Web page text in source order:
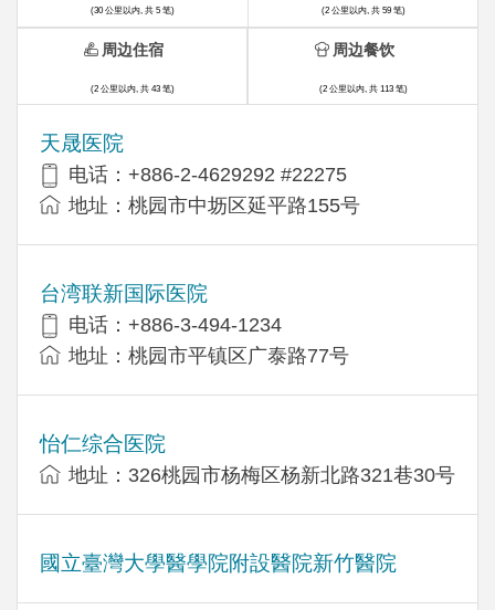
(30 公里以内, 共 5 笔)
天晟医院
电话：+886-2-4629292 #22275
地址：桃园市中坜区延平路155号
台湾联新国际医院
电话：+886-3-494-1234
地址：桃园市平镇区广泰路77号
怡仁综合医院
地址：326桃园市杨梅区杨新北路321巷30号
國立臺灣大學醫學院附設醫院新竹醫院
(2 公里以内, 共 59 笔)
周边住宿
(2 公里以内, 共 43 笔)
周边餐饮
(2 公里以内, 共 113 笔)